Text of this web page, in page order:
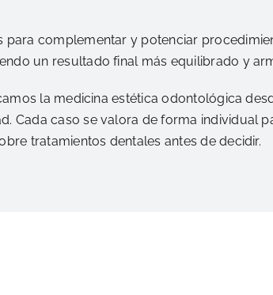
para complementar y potenciar
un resultado final más equilibrado y
la medicina estética odontológica
Cada caso se valora de forma individual
tratamientos dentales antes de decidir.